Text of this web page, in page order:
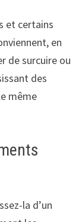
et certains
en
de surcuire ou
des
même
la d’un